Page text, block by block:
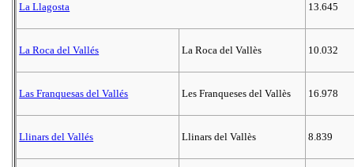
La Llagosta 13.645
La Roca del Vallés La Roca del Vallès 10.032
Las Franquesas del Vallés Les Franqueses del Vallès 16.978
Llinars del Vallés Llinars del Vallès 8.839